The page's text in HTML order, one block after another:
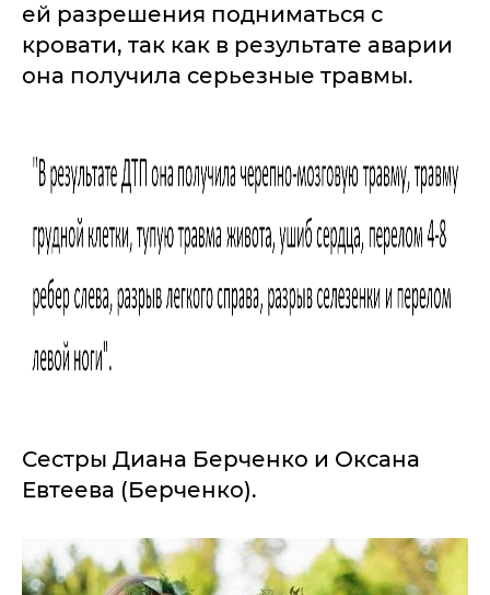
ей разрешения подниматься с
кровати, так как в результате аварии
она получила серьезные травмы.
Сестры Диана Берченко и Оксана
Евтеева (Берченко).